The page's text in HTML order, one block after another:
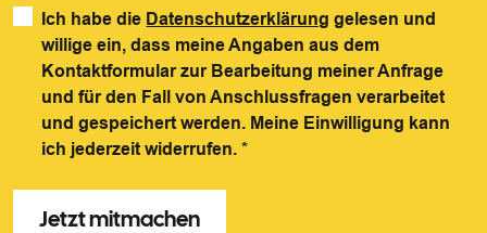
Ich habe die Datenschutzerklärung gelesen und
willige ein, dass meine Angaben aus dem
Kontaktformular zur Bearbeitung meiner Anfrage
und für den Fall von Anschlussfragen verarbeitet
und gespeichert werden. Meine Einwilligung kann
ich jederzeit widerrufen.*